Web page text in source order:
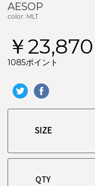
AESOP
color: MLT
￥23,870
1085ポイント
QTY